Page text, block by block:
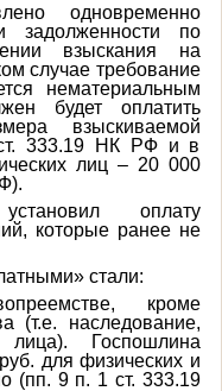
одновременно
задолженности по
взыскания на
случае требование
нематериальным
будет оплатить
взыскиваемой
333.19 НК РФ и в
лиц – 20 000
оплату
которые ранее не
стали:
кроме
(т.е. наследование,
лица). Госпошлина
для физических и
(пп. 9 п. 1 ст. 333.19